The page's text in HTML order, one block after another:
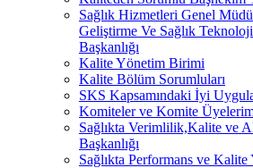
Sağlık Hizmetleri Genel
Geliştirme Ve Sağlık
Başkanlığı
Kalite Yönetim Birimi
Kalite Bölüm Sorumluları
SKS Kapsamındaki İyi
Komiteler ve Komite
Sağlıkta Verimlilik,Kalite ve
Başkanlığı
Sağlıkta Performans ve Kalite